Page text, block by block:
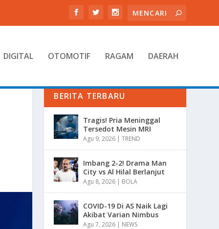
DIGITAL OTOMOTIF RAGAM DAERAH
BERITA TERBARU
Tragis! Pria Meninggal
Tersedot Mesin MRI
Agu 9, 2026 |TREND
Imbang 2-2! Drama Man
City vs Al Hilal Berlanjut
Agu 8, 2026 | BOLA
COVID-19 Di AS Naik Lagi
Akibat Varian Nimbus
Agu 7, 2026 | NEWS